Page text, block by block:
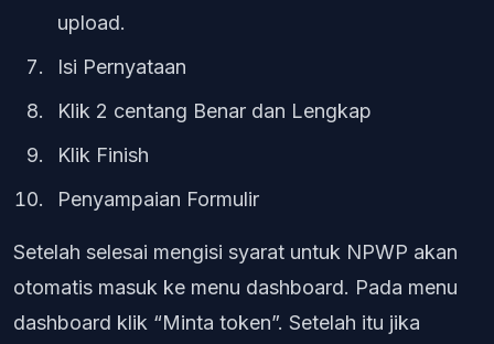
upload.
Isi Pernyataan
Klik 2 centang Benar dan Lengkap
Klik Finish
Penyampaian Formulir
Setelah selesai mengisi syarat untuk NPWP akan
otomatis masuk ke menu dashboard. Pada menu
dashboard klik “Minta token”. Setelah itu jika